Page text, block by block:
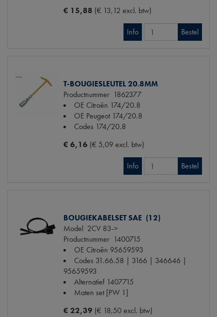
€ 15,88 (€ 13,12 excl. btw)
Info Bestel
T-BOUGIESLEUTEL 20.8MM
Productnummer 1862377
OE Citroën 174/20.8
OE Peugeot 174/20.8
Codes 174/20.8
€ 6,16 (€ 5,09 excl. btw)
Info Bestel
BOUGIEKABELSET SAE (12)
Model 2CV 83->
Productnummer 1400715
OE Citroën 95659593
Codes 31.66.58 | 3166 | 346646 |
95659593
Alternatief 1407715
Maten set [PW 1]
€ 22,39 (€ 18,50 excl. btw)